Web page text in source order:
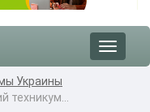
Toggle
Украины
техникум...